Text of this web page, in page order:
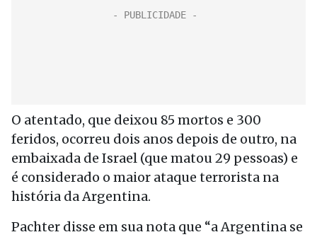
O atentado, que deixou 85 mortos e 300
feridos, ocorreu dois anos depois de outro, na
embaixada de Israel (que matou 29 pessoas) e
é considerado o maior ataque terrorista na
história da Argentina.
Pachter disse em sua nota que “a Argentina se